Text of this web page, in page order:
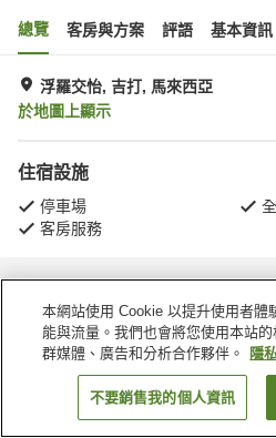
總覽 客房與方案 評語 基本資訊
浮羅交怡, 吉打, 馬來西亞
於地圖上顯示
住宿設施
停車場
客房服務
首頁 馬來西亞 吉打 浮羅交怡
找客房
本網站使用 Cookie 以提升使用者體
能與流量。我們也會將您使用本站
群媒體、廣告和分析合作夥伴。
隱
不要銷售我的個人資訊